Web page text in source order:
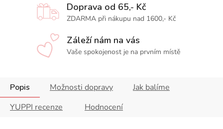
Doprava od 65,- Kč
ZDARMA při nákupu nad 1600,- Kč
Záleží nám na vás
Vaše spokojenost je na prvním místě
Popis Možnosti dopravy
Jak balíme
YUPPI recenze
Hodnocení